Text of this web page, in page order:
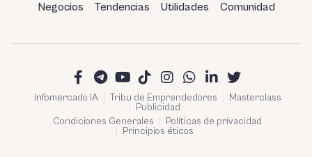
Negocios Tendencias Utilidades Comunidad
Infomercado IA Tribu de Emprendedores
Masterclass
Publicidad
Condiciones Generales
Políticas de privacidad
Principios éticos